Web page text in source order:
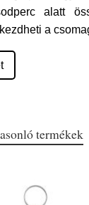
alatt
a
termékek